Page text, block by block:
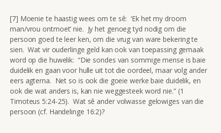
[7] Moenie te haastig wees om te sê: ‘Ek het my droom
man/vrou ontmoet’ nie. Jy het genoeg tyd nodig om die
persoon goed te leer ken, om die vrug van ware bekering te
sien. Wat vir ouderlinge geld kan ook van toepassing gemaak
word op die huwelik: “Die sondes van sommige mense is baie
duidelik en gaan voor hulle uit tot die oordeel, maar volg ander
eers agterna. Net so is ook die goeie werke baie duidelik, en
ook die wat anders is, kan nie weggesteek word nie.” (1
Timoteus 5:24-25). Wat sê ander volwasse gelowiges van die
persoon (cf. Handelinge 16:2)?